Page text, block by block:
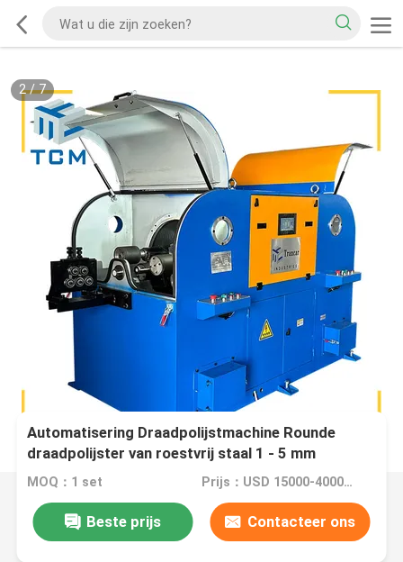
2/7
Automatisering Draadpolijstmachine Rounde
draadpolijster van roestvrij staal 1 - 5 mm
MOQ：1 set Prijs：USD 15000-40000 Dollar per set
Beste prijs Contacteer ons